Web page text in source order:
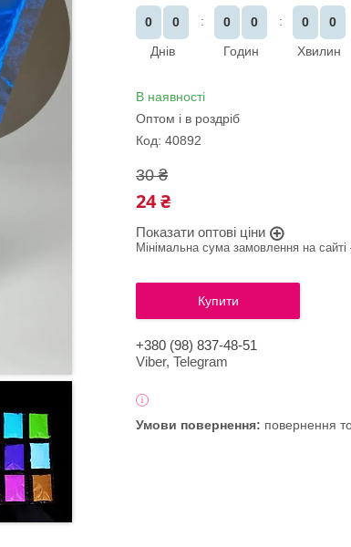
0
0
Днів
0
0
Годин
0
0
Хвилин
В наявності
Оптом і в роздріб
Код: 40892
30 ₴
24 ₴
Показати оптові ціни
Мінімальна сума замовлення на
Купити
+380 (98) 837-48-51
Viber, Telegram
повернення